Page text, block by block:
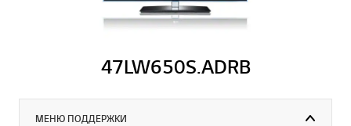
47LW650S.ADRB
МЕНЮ ПОДДЕРЖКИ